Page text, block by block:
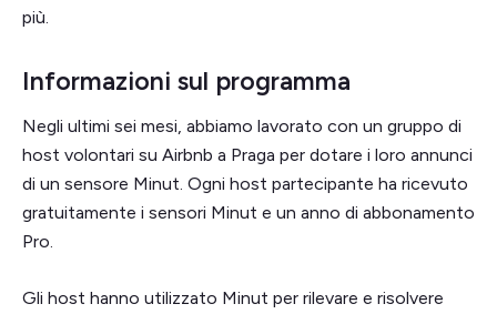
più.
Informazioni sul programma
Negli ultimi sei mesi, abbiamo lavorato con un gruppo di
host volontari su Airbnb a Praga per dotare i loro annunci
di un sensore Minut. Ogni host partecipante ha ricevuto
gratuitamente i sensori Minut e un anno di abbonamento
Pro.
Gli host hanno utilizzato Minut per rilevare e risolvere